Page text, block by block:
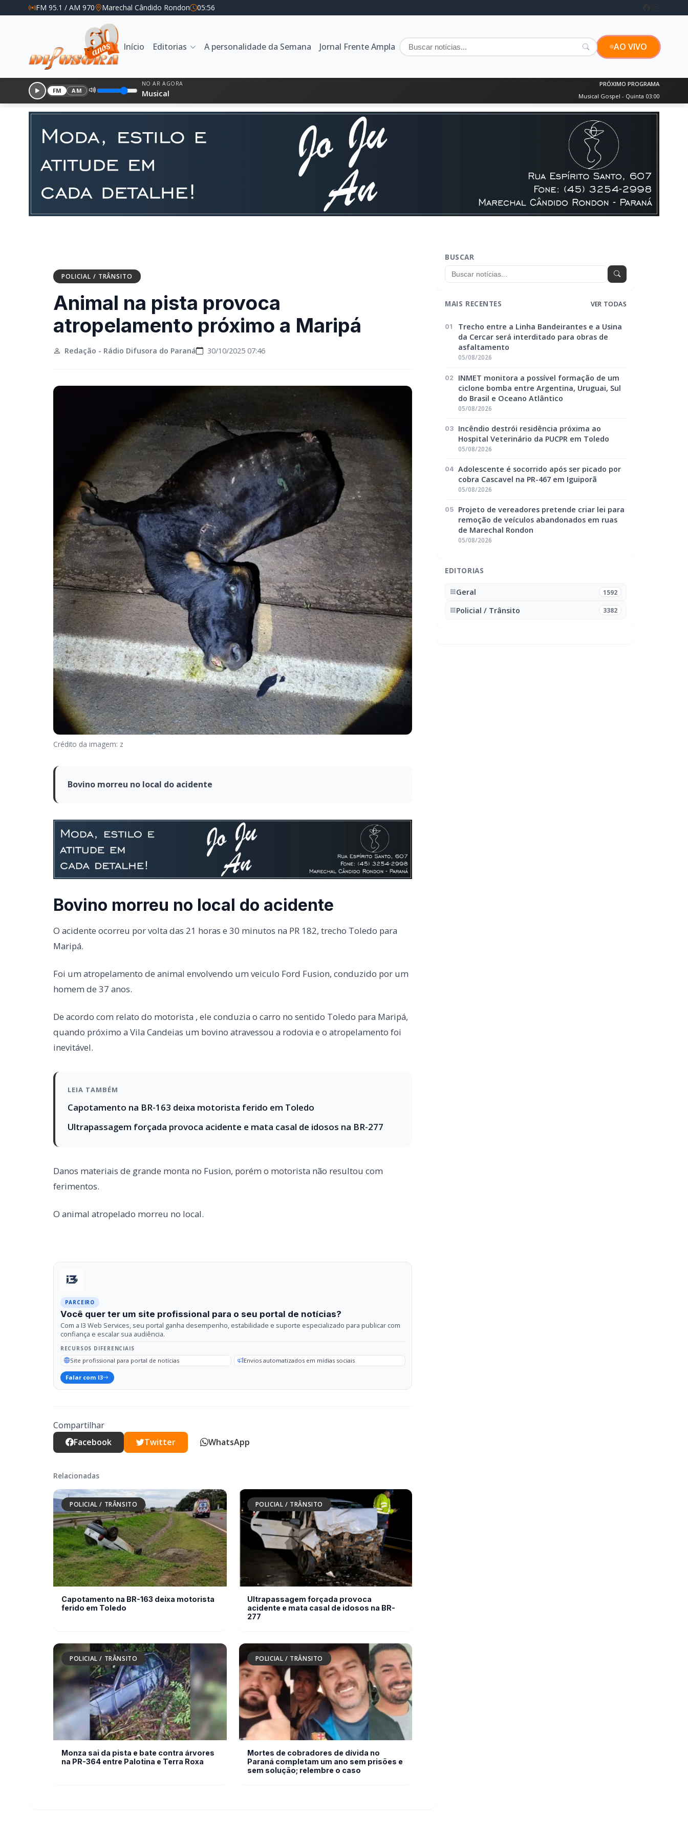
FM 95.1 / AM 970 Marechal Cândido Rondon 05:56
Início Editorias A personalidade da Semana Jornal Frente Ampla AO VIVO
FM AM
NO AR AGORA
Musical
PRÓXIMO PROGRAMA
Musical Gospel - Quinta 03:00
POLICIAL / TRÂNSITO
Animal na pista provoca
atropelamento próximo a Maripá
Redação - Rádio Difusora do Paraná 30/10/2025 07:46
Crédito da imagem: z
Bovino morreu no local do acidente
Bovino morreu no local do acidente
O acidente ocorreu por volta das 21 horas e 30 minutos na PR 182, trecho Toledo para
Maripá.
Foi um atropelamento de animal envolvendo um veiculo Ford Fusion, conduzido por um
homem de 37 anos.
De acordo com relato do motorista , ele conduzia o carro no sentido Toledo para Maripá,
inevitável.
LEIA TAMBÉM
Capotamento na BR-163 deixa motorista ferido em Toledo
Ultrapassagem forçada provoca acidente e mata casal de idosos na BR-277
Danos materiais de grande monta no Fusion, porém o motorista não resultou com
ferimentos.
Site profissional para portal de notícias
Falar com I3
Compartilhar
Facebook
Twitter WhatsApp
POLICIAL / TRÂNSITO
Capotamento na BR-163 deixa motorista
ferido em Toledo
Ultrapassagem forçada provoca
acidente e mata casal de idosos na BR-
POLICIAL / TRÂNSITO
Monza sai da pista e bate contra árvores
na PR-364 entre Palotina e Terra Roxa
POLICIAL / TRÂNSITO
Mortes de cobradores de dívida no
Paraná completam um ano sem prisões e
sem solução; relembre o caso
BUSCAR
MAIS RECENTES VER TODAS
01
Trecho entre a Linha Bandeirantes e a Usina
da Cercar será interditado para obras de
asfaltamento
05/08/2026
02
INMET monitora a possível formação de um
ciclone bomba entre Argentina, Uruguai, Sul
do Brasil e Oceano Atlântico
05/08/2026
03
Incêndio destrói residência próxima ao
Hospital Veterinário da PUCPR em Toledo
05/08/2026
04 Adolescente é socorrido após ser picado por
cobra Cascavel na PR-467 em Iguiporã
05/08/2026
05
Projeto de vereadores pretende criar lei para
remoção de veículos abandonados em ruas
de Marechal Rondon
05/08/2026
EDITORIAS
Geral 1592
Policial / Trânsito 3382